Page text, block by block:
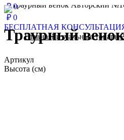
₽ 0
₽ 0
БЕСПЛАТНАЯ
ГлавнаяРитуальные товары
Траурный
Артикул
Высота (см)